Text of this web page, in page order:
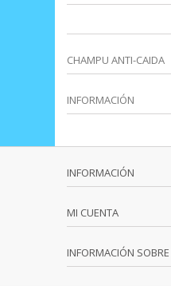
CHAMPU ANTI-CAIDA
INFORMACIÓN
INFORMACIÓN
MI CUENTA
INFORMACIÓN